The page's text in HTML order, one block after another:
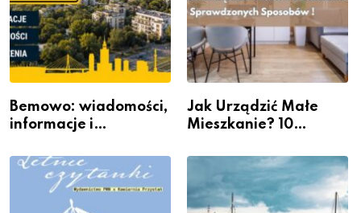
Bemowo: wiadomości,
informacje i
Jak Urządzić Małe
Mieszkanie? 10
Przestrzeni Bez
Kosztownego Remontu